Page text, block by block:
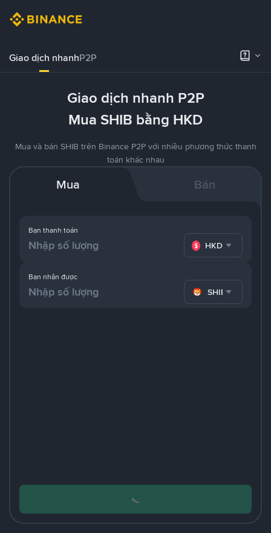
Giao dịch nhanhP2P
Giao dịch nhanh P2P
Mua SHIB bằng HKD
Mua và bán SHIB trên Binance P2P với nhiều phương thức thanh
toán khác nhau
Mua Bán
Bạn thanh toán
HKD
Bạn nhận được
SHIB